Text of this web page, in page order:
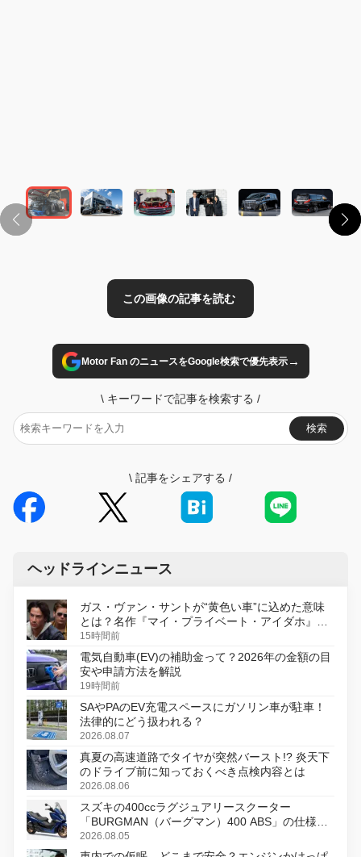
Motor Fan のニュースをGoogle検索で優先表示→
\ キーワードで記事を検索する /
検索
\ 記事をシェアする /
ヘッドラインニュース
ガス・ヴァン・サントが“黄色い車”に込めた意味
とは？名作『マイ・プライベート・アイダホ』が
初のデジタルリマスター版で復活
15時間前
電気自動車(EV)の補助金って？2026年の金額の目
安や申請方法を解説
19時間前
SAやPAのEV充電スペースにガソリン車が駐車！
法律的にどう扱われる？
2026.08.07
真夏の高速道路でタイヤが突然バースト!? 炎天下
のドライブ前に知っておくべき点検内容とは
2026.08.06
スズキの400ccラグジュアリースクーター
「BURGMAN（バーグマン）400 ABS」の仕様を
変更し、8月18日に発売
2026.08.05